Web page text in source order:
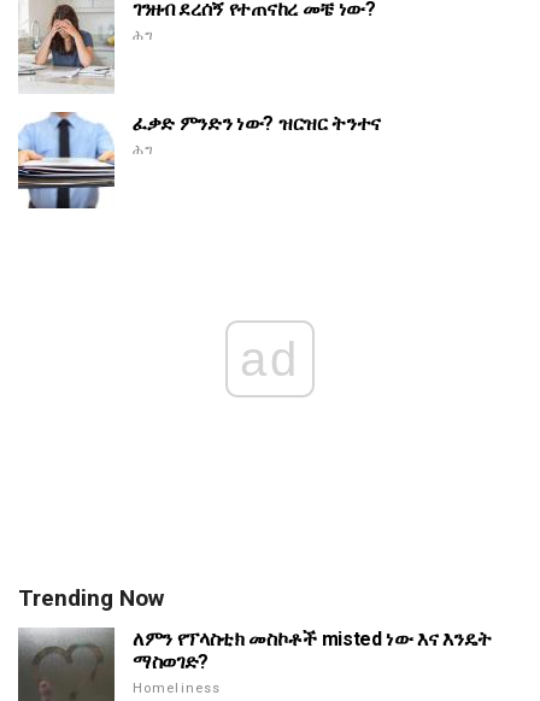
ገንዘብ ደረሰኝ የተጠናከረ መቼ ነው?
ሕግ
ፈቃድ ምንድን ነው? ዝርዝር ትንተና
ሕግ
ad
Trending Now
ለምን የፕላስቲክ መስኮቶች misted ነው እና እንዴት
ማስወገድ?
Homeliness